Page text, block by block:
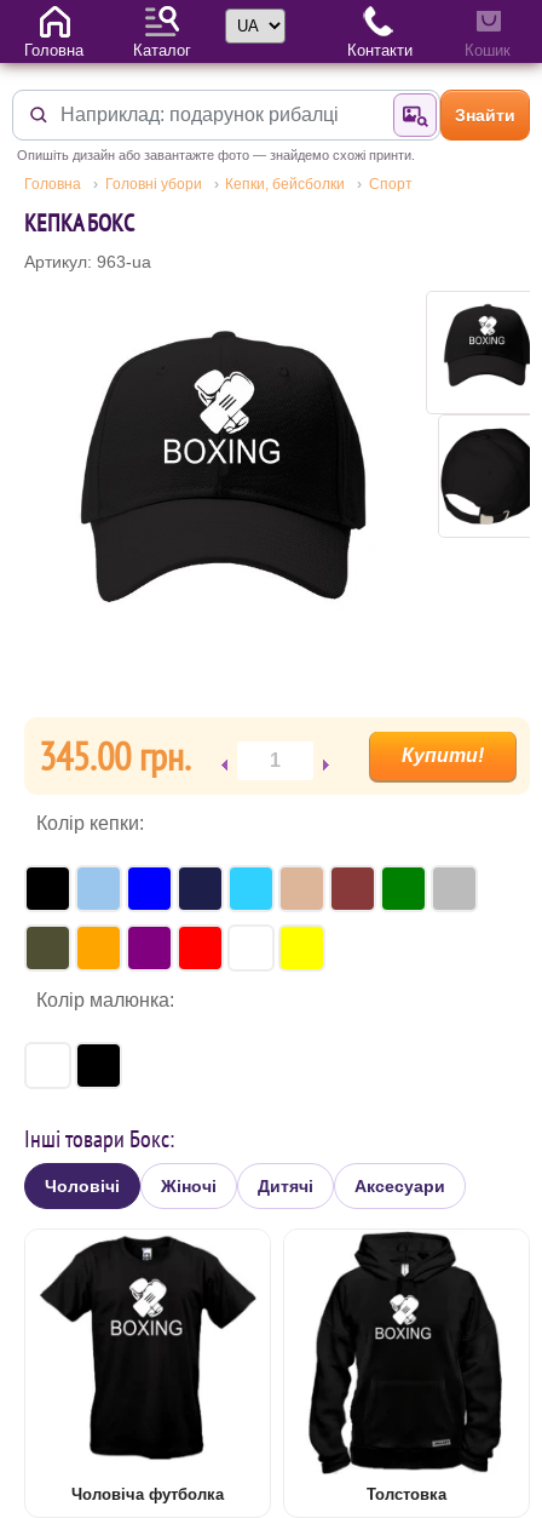
Знайти за
Знайти
Опишіть дизайн або завантажте фото — знайдемо схожі принти.
Головна Головні убори Кепки, бейсболки Спорт
КЕПКА БОКС
Артикул: 963-ua
345.00 гpн.
Колір кепки:
Колір малюнка:
Інші товари Бокс:
Чоловічі Жіночі Дитячі Аксесуари
Чоловіча футболка Толстовка
Головна Каталог
Вибір мови
Контакти Кошик